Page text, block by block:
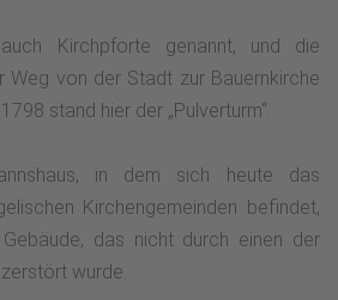
Kirchpforte genannt, und die
Weg von der Stadt zur Bauernkirche
stand hier der „Pulverturm“.
in dem sich heute das
Kirchengemeinden befindet,
das nicht durch einen der
wurde.